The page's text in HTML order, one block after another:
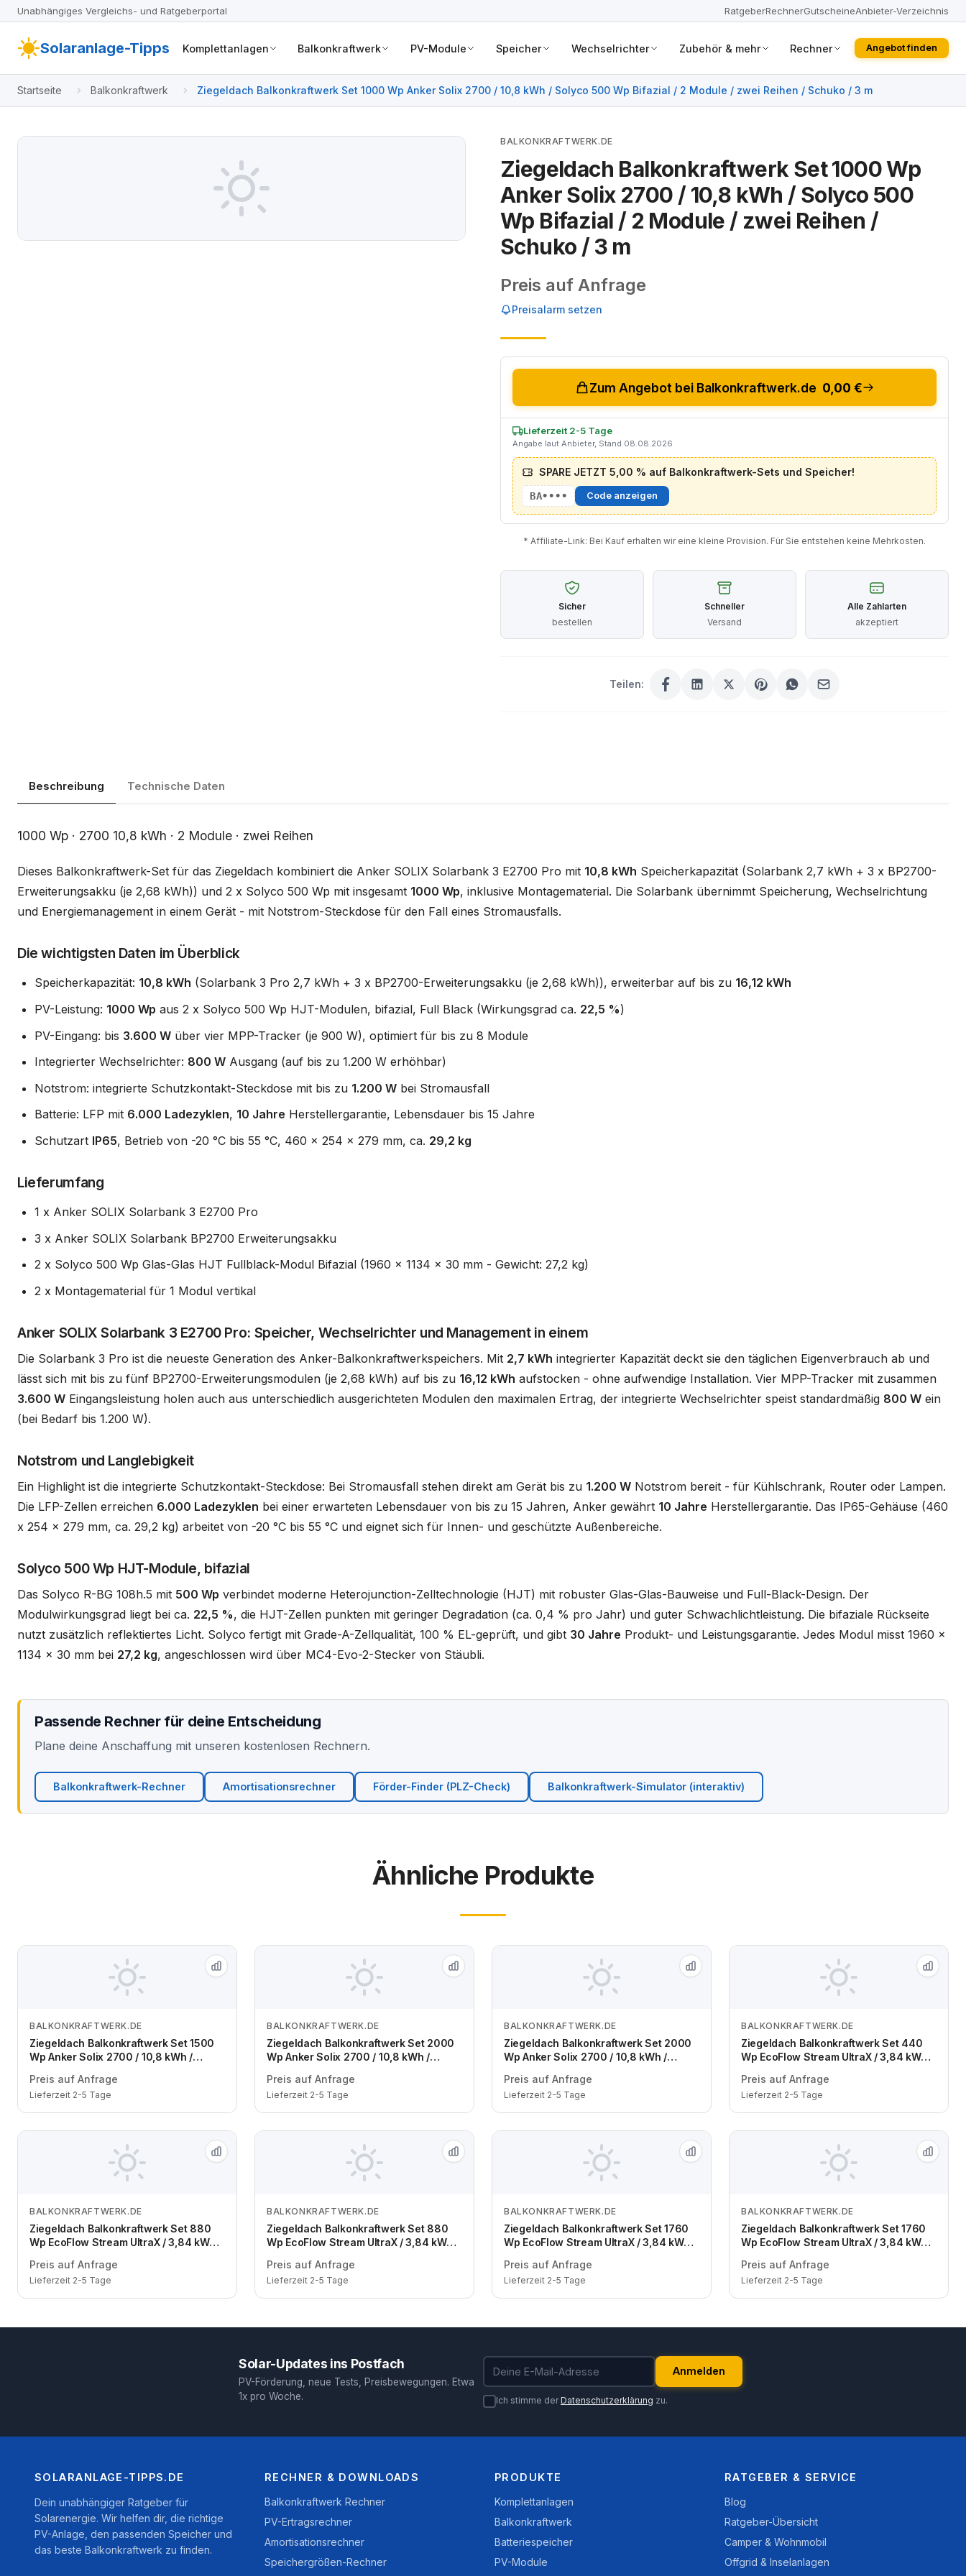
Unabhängiges Vergleichs- und Ratgeberportal RatgeberRechnerGutscheineAnbieter-Verzeichnis
Solaranlage-Tipps Komplettanlagen Balkonkraftwerk PV-Module Speicher Wechselrichter Zubehör & mehr Rechner Angebot finden
Startseite Balkonkraftwerk Ziegeldach Balkonkraftwerk Set 1000 Wp Anker Solix 2700 / 10,8 kWh / Solyco 500 Wp Bifazial / 2 Module / zwei Reihen / Schuko / 3 m
BALKONKRAFTWERK.DE
Ziegeldach Balkonkraftwerk Set 1000 Wp
Anker Solix 2700 / 10,8 kWh / Solyco 500
Wp Bifazial / 2 Module / zwei Reihen /
Schuko / 3 m
Preis auf Anfrage
Preisalarm setzen
Zum Angebot bei Balkonkraftwerk.de 0,00 €
Lieferzeit 2-5 Tage
Angabe laut Anbieter, Stand 08.08.2026
SPARE JETZT 5,00 % auf Balkonkraftwerk-Sets und Speicher!
BA•••• Code anzeigen
* Affiliate-Link: Bei Kauf erhalten wir eine kleine Provision. Für Sie entstehen keine Mehrkosten.
Sicher
bestellen
Schneller
Versand
Alle Zahlarten
akzeptiert
Teilen:
Beschreibung Technische Daten
Beschreibung
1000 Wp · 2700 10,8 kWh · 2 Module · zwei Reihen
Dieses Balkonkraftwerk-Set für das Ziegeldach kombiniert die Anker SOLIX Solarbank 3 E2700 Pro mit 10,8 kWh Speicherkapazität (Solarbank 2,7 kWh + 3 x BP2700-
Erweiterungsakku (je 2,68 kWh)) und 2 x Solyco 500 Wp mit insgesamt 1000 Wp, inklusive Montagematerial. Die Solarbank übernimmt Speicherung, Wechselrichtung
und Energiemanagement in einem Gerät - mit Notstrom-Steckdose für den Fall eines Stromausfalls.
Die wichtigsten Daten im Überblick
Speicherkapazität: 10,8 kWh (Solarbank 3 Pro 2,7 kWh + 3 x BP2700-Erweiterungsakku (je 2,68 kWh)), erweiterbar auf bis zu 16,12 kWh
PV-Leistung: 1000 Wp aus 2 x Solyco 500 Wp HJT-Modulen, bifazial, Full Black (Wirkungsgrad ca. 22,5 %)
PV-Eingang: bis 3.600 W über vier MPP-Tracker (je 900 W), optimiert für bis zu 8 Module
Integrierter Wechselrichter: 800 W Ausgang (auf bis zu 1.200 W erhöhbar)
Notstrom: integrierte Schutzkontakt-Steckdose mit bis zu 1.200 W bei Stromausfall
Batterie: LFP mit 6.000 Ladezyklen, 10 Jahre Herstellergarantie, Lebensdauer bis 15 Jahre
Schutzart IP65, Betrieb von -20 °C bis 55 °C, 460 x 254 x 279 mm, ca. 29,2 kg
Lieferumfang
1 x Anker SOLIX Solarbank 3 E2700 Pro
3 x Anker SOLIX Solarbank BP2700 Erweiterungsakku
2 x Solyco 500 Wp Glas-Glas HJT Fullblack-Modul Bifazial (1960 x 1134 x 30 mm - Gewicht: 27,2 kg)
2 x Montagematerial für 1 Modul vertikal
Anker SOLIX Solarbank 3 E2700 Pro: Speicher, Wechselrichter und Management in einem
Die Solarbank 3 Pro ist die neueste Generation des Anker-Balkonkraftwerkspeichers. Mit 2,7 kWh integrierter Kapazität deckt sie den täglichen Eigenverbrauch ab und
lässt sich mit bis zu fünf BP2700-Erweiterungsmodulen (je 2,68 kWh) auf bis zu 16,12 kWh aufstocken - ohne aufwendige Installation. Vier MPP-Tracker mit zusammen
3.600 W Eingangsleistung holen auch aus unterschiedlich ausgerichteten Modulen den maximalen Ertrag, der integrierte Wechselrichter speist standardmäßig 800 W ein
(bei Bedarf bis 1.200 W).
Notstrom und Langlebigkeit
Ein Highlight ist die integrierte Schutzkontakt-Steckdose: Bei Stromausfall stehen direkt am Gerät bis zu 1.200 W Notstrom bereit - für Kühlschrank, Router oder Lampen.
Die LFP-Zellen erreichen 6.000 Ladezyklen bei einer erwarteten Lebensdauer von bis zu 15 Jahren, Anker gewährt 10 Jahre Herstellergarantie. Das IP65-Gehäuse (460
x 254 x 279 mm, ca. 29,2 kg) arbeitet von -20 °C bis 55 °C und eignet sich für Innen- und geschützte Außenbereiche.
Solyco 500 Wp HJT-Module, bifazial
Das Solyco R-BG 108h.5 mit 500 Wp verbindet moderne Heterojunction-Zelltechnologie (HJT) mit robuster Glas-Glas-Bauweise und Full-Black-Design. Der
Modulwirkungsgrad liegt bei ca. 22,5 %, die HJT-Zellen punkten mit geringer Degradation (ca. 0,4 % pro Jahr) und guter Schwachlichtleistung. Die bifaziale Rückseite
nutzt zusätzlich reflektiertes Licht. Solyco fertigt mit Grade-A-Zellqualität, 100 % EL-geprüft, und gibt 30 Jahre Produkt- und Leistungsgarantie. Jedes Modul misst 1960 x
1134 x 30 mm bei 27,2 kg, angeschlossen wird über MC4-Evo-2-Stecker von Stäubli.
Passende Rechner für deine Entscheidung
Plane deine Anschaffung mit unseren kostenlosen Rechnern.
Balkonkraftwerk-Rechner Amortisationsrechner Förder-Finder (PLZ-Check) Balkonkraftwerk-Simulator (interaktiv)
Ähnliche Produkte
Zum Angebot
BALKONKRAFTWERK.DE
Ziegeldach Balkonkraftwerk Set 1500
Wp Anker Solix 2700 / 10,8 kWh /
eine Reihe / Schuko / 3 m
Preis auf Anfrage
Lieferzeit 2-5 Tage
Zum Angebot
BALKONKRAFTWERK.DE
Ziegeldach Balkonkraftwerk Set 2000
Wp Anker Solix 2700 / 10,8 kWh /
eine Reihe / Schuko / 3 m
Preis auf Anfrage
Lieferzeit 2-5 Tage
Zum Angebot
BALKONKRAFTWERK.DE
Ziegeldach Balkonkraftwerk Set 2000
Wp Anker Solix 2700 / 10,8 kWh /
zwei Reihen / Schuko / 3 m
Preis auf Anfrage
Lieferzeit 2-5 Tage
Zum Angebot
BALKONKRAFTWERK.DE
Ziegeldach Balkonkraftwerk Set 440
Wp EcoFlow Stream UltraX / 3,84 kWh /
Reihe / Schuko / 1,5 m
Preis auf Anfrage
Lieferzeit 2-5 Tage
Zum Angebot
BALKONKRAFTWERK.DE
Ziegeldach Balkonkraftwerk Set 880
Wp EcoFlow Stream UltraX / 3,84 kWh /
Reihe / Schuko / 1,5 m
Preis auf Anfrage
Lieferzeit 2-5 Tage
Zum Angebot
BALKONKRAFTWERK.DE
Ziegeldach Balkonkraftwerk Set 880
Wp EcoFlow Stream UltraX / 3,84 kWh /
Reihen / Schuko / 1,5 m
Preis auf Anfrage
Lieferzeit 2-5 Tage
Zum Angebot
BALKONKRAFTWERK.DE
Ziegeldach Balkonkraftwerk Set 1760
Wp EcoFlow Stream UltraX / 3,84 kWh /
Reihe / Schuko / 1,5 m
Preis auf Anfrage
Lieferzeit 2-5 Tage
Zum Angebot
BALKONKRAFTWERK.DE
Ziegeldach Balkonkraftwerk Set 1760
Wp EcoFlow Stream UltraX / 3,84 kWh /
Reihen / Schuko / 1,5 m
Preis auf Anfrage
Lieferzeit 2-5 Tage
Solar-Updates ins Postfach
PV-Förderung, neue Tests, Preisbewegungen. Etwa
1x pro Woche.
E-Mail-Adresse
Anmelden
Ich stimme derDatenschutzerklärung zu.
SOLARANLAGE-TIPPS.DE
Dein unabhängiger Ratgeber für
Solarenergie. Wir helfen dir, die richtige
PV-Anlage, den passenden Speicher und
das beste Balkonkraftwerk zu finden.
RECHNER & DOWNLOADS
Balkonkraftwerk Rechner
PV-Ertragsrechner
Amortisationsrechner
Speichergrößen-Rechner
PRODUKTE
Komplettanlagen
Balkonkraftwerk
Batteriespeicher
PV-Module
RATGEBER & SERVICE
Blog
Ratgeber-Übersicht
Camper & Wohnmobil
Offgrid & Inselanlagen